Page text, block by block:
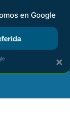
NUEVO
×
en Google